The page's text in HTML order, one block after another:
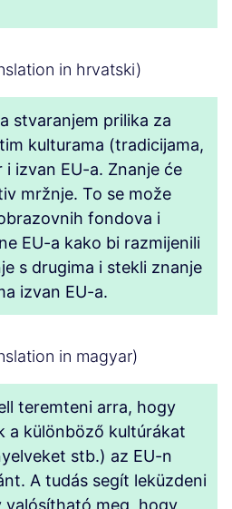
in hrvatski)
stvaranjem prilika za
kulturama (tradicijama,
izvan EU-a. Znanje će
mržnje. To se može
fondova i
EU-a kako bi razmijenili
s drugima i stekli znanje
izvan EU-a.
in magyar)
teremteni arra, hogy
a különböző kultúrákat
stb.) az EU-n
A tudás segít leküzdeni
valósítható meg, hogy